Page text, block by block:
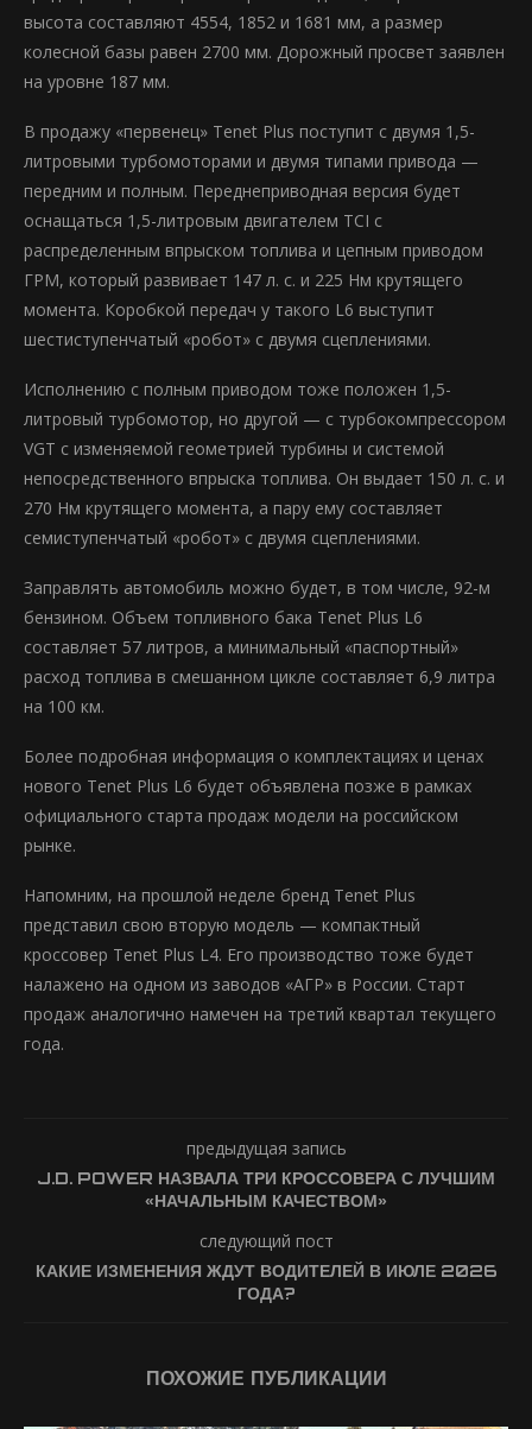
высота составляют 4554, 1852 и 1681 мм, а размер
колесной базы равен 2700 мм. Дорожный просвет заявлен
на уровне 187 мм.
В продажу «первенец» Tenet Plus поступит с двумя 1,5-
литровыми турбомоторами и двумя типами привода —
передним и полным. Переднеприводная версия будет
оснащаться 1,5-литровым двигателем TCI с
распределенным впрыском топлива и цепным приводом
ГРМ, который развивает 147 л. с. и 225 Нм крутящего
момента. Коробкой передач у такого L6 выступит
шестиступенчатый «робот» с двумя сцеплениями.
Исполнению с полным приводом тоже положен 1,5-
литровый турбомотор, но другой — с турбокомпрессором
VGT с изменяемой геометрией турбины и системой
непосредственного впрыска топлива. Он выдает 150 л. с. и
270 Нм крутящего момента, а пару ему составляет
семиступенчатый «робот» с двумя сцеплениями.
Заправлять автомобиль можно будет, в том числе, 92-м
бензином. Объем топливного бака Tenet Plus L6
составляет 57 литров, а минимальный «паспортный»
расход топлива в смешанном цикле составляет 6,9 литра
на 100 км.
Более подробная информация о комплектациях и ценах
нового Tenet Plus L6 будет объявлена позже в рамках
официального старта продаж модели на российском
рынке.
Напомним, на прошлой неделе бренд Tenet Plus
представил свою вторую модель — компактный
кроссовер Tenet Plus L4. Его производство тоже будет
налажено на одном из заводов «АГР» в России. Старт
продаж аналогично намечен на третий квартал текущего
года.
предыдущая запись
J.D. POWER НАЗВАЛА ТРИ КРОССОВЕРА С ЛУЧШИМ
«НАЧАЛЬНЫМ КАЧЕСТВОМ»
следующий пост
КАКИЕ ИЗМЕНЕНИЯ ЖДУТ ВОДИТЕЛЕЙ В ИЮЛЕ 2026
ГОДА?
ПОХОЖИЕ ПУБЛИКАЦИИ